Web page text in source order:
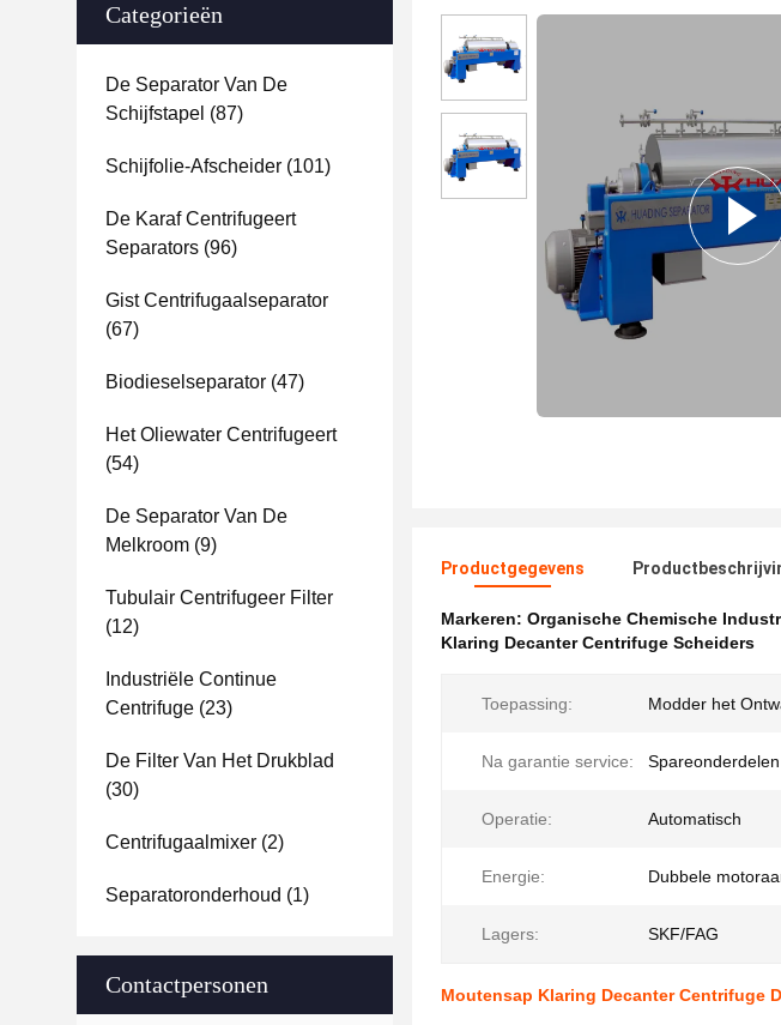
Categorieën
De Separator Van De
Schijfstapel (87)
Schijfolie-Afscheider (101)
De Karaf Centrifugeert
Separators (96)
Gist Centrifugaalseparator
(67)
Biodieselseparator (47)
Het Oliewater Centrifugeert
(54)
De Separator Van De
Melkroom (9)
Tubulair Centrifugeer Filter
(12)
Industriële Continue
Centrifuge (23)
De Filter Van Het Drukblad
(30)
Centrifugaalmixer (2)
Separatoronderhoud (1)
Contactpersonen
Productgegevens
Markeren: Organische Chemische
Klaring Decanter Centrifuge Scheiders
Toepassing: Modder het
Na garantie service: Spareonderdelen
Operatie: Automatisch
Energie: Dubbele
Lagers: SKF/FAG
Moutensap Klaring Decanter Centrifuge